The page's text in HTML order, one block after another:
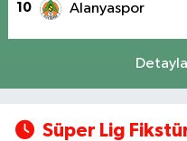
10 Alanyaspor
Süper Lig